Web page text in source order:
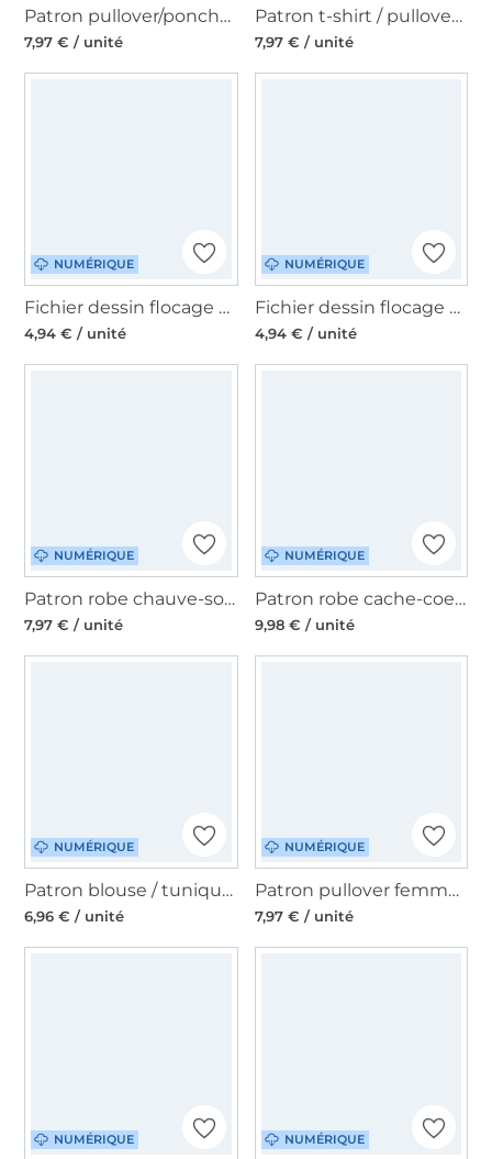
Patron pullover/poncho/sweat-shirt femme pdf Carambola Erbsünde, en allemand
7,97 € / unité
Patron t-shirt / pullover femme pdf Caju Erbsünde, en allemand
7,97 € / unité
NUMÉRIQUE
Fichier dessin flocage Zèbre Erbsünde
4,94 € / unité
NUMÉRIQUE
Fichier dessin flocage Squelette Erbsünde
4,94 € / unité
NUMÉRIQUE
Patron robe chauve-souris femme pdf Veloza Erbsünde, en allemand
7,97 € / unité
NUMÉRIQUE
Patron robe cache-coeur femme pdf Tijuca 34-46 Erbsünde, en allemand
9,98 € / unité
NUMÉRIQUE
Patron blouse / tunique / robe femme pdf Superbia, en allemand
6,96 € / unité
NUMÉRIQUE
Patron pullover femme pdf Rapido Erbsünde, en allemand
7,97 € / unité
NUMÉRIQUE NUMÉRIQUE